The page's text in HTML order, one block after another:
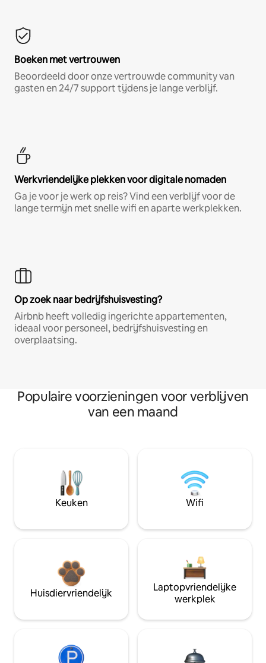
Boeken met vertrouwen
Beoordeeld door onze vertrouwde community van
gasten en 24/7 support tijdens je lange verblijf.
Werkvriendelijke plekken voor digitale nomaden
Ga je voor je werk op reis? Vind een verblijf voor de
lange termijn met snelle wifi en aparte werkplekken.
Op zoek naar bedrijfshuisvesting?
Airbnb heeft volledig ingerichte appartementen,
ideaal voor personeel, bedrijfshuisvesting en
overplaatsing.
Populaire voorzieningen voor verblijven
van een maand
Keuken Wifi
Huisdiervriendelijk
Laptopvriendelijke
werkplek